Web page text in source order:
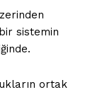
sistemin
ortak